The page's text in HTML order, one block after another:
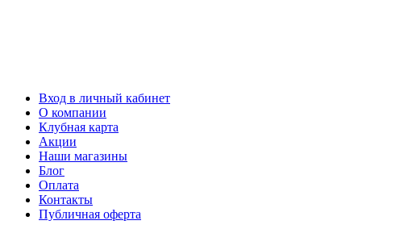
Вход в личный кабинет
О компании
Клубная карта
Акции
Наши магазины
Блог
Оплата
Контакты
Публичная оферта